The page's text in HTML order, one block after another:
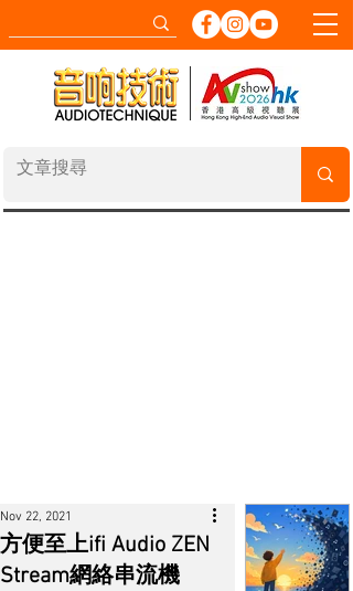
方便至上ifi Audio ZEN
Stream網絡串流機
Nov 22, 2021